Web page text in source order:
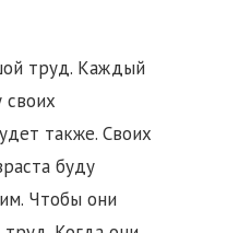
труд. Каждый
своих
также. Своих
буду
Чтобы они